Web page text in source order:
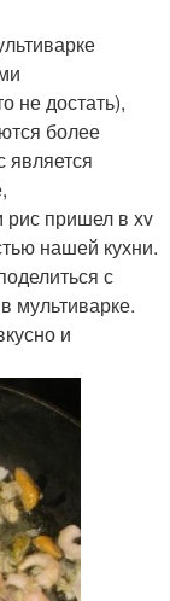
не достать),
более
является
пришел в xv
нашей кухни.
с
мультиварке.
и